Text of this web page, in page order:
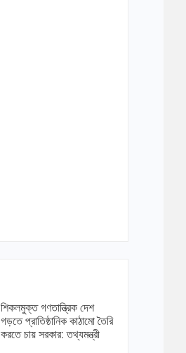
শিকলমুক্ত গণতান্ত্রিক দেশ
গড়তে প্রাতিষ্ঠানিক কাঠামো তৈরি
করতে চায় সরকার: তথ্যমন্ত্রী